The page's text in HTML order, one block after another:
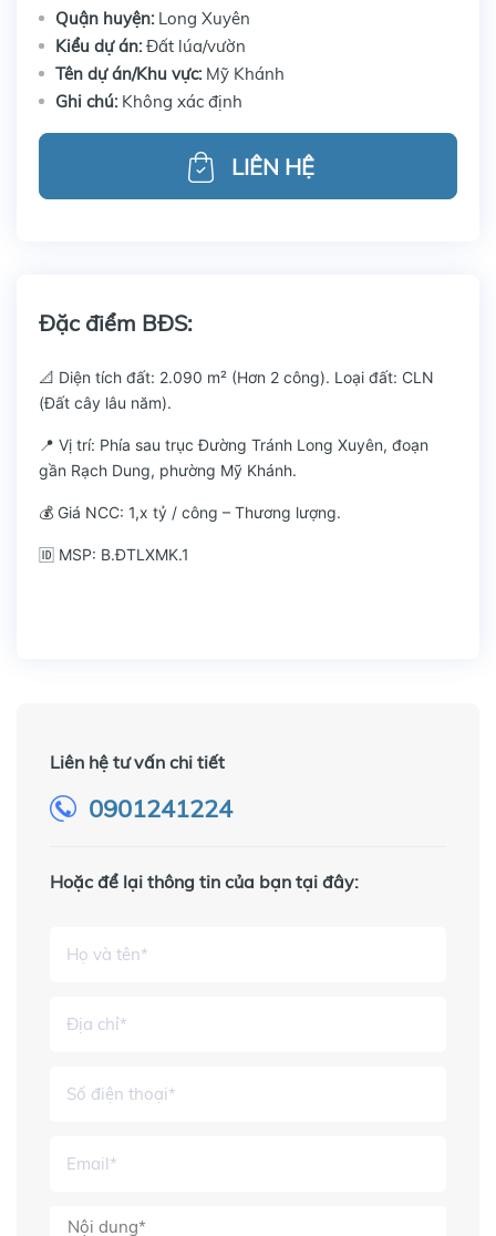
Quận huyện: Long Xuyên
Kiểu dự án:Đất lúa/vườn
Tên dự án/Khu vực: Mỹ Khánh
Ghi chú: Không xác định
LIÊN HỆ
Đặc điểm BĐS:
📐 Diện tích đất: 2.090 m² (Hơn 2 công). Loại đất: CLN
(Đất cây lâu năm).
📍 Vị trí: Phía sau trục Đường Tránh Long Xuyên, đoạn
gần Rạch Dung, phường Mỹ Khánh.
💰 Giá NCC: 1,x tỷ / công – Thương lượng.
🆔 MSP: B.ĐTLXMK.1
Liên hệ tư vấn chi tiết
0901241224
Hoặc để lại thông tin của bạn tại đây: